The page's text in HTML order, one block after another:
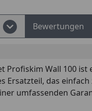
Bewertungen
Profiskim Wall 100
Ersatzteil, das
umfassenden